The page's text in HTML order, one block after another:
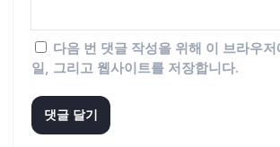
다음 번 댓글 작성을 위해 이 브라우
일, 그리고 웹사이트를 저장합니다.